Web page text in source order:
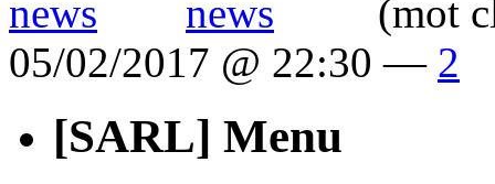
(mot
05/02/2017 @ 22:30 — 2
[SARL] Menu